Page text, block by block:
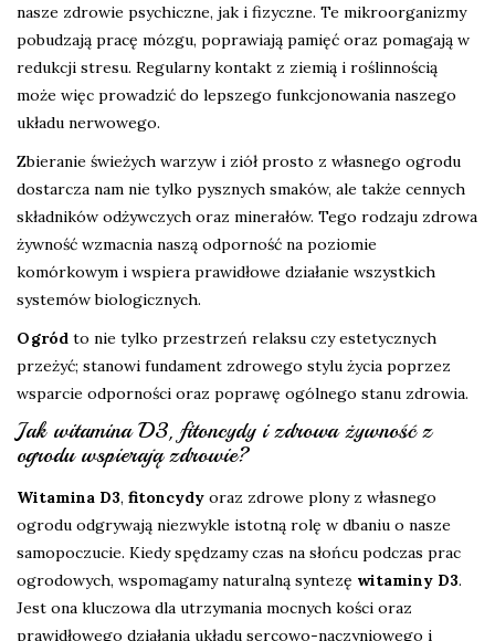
nasze zdrowie psychiczne, jak i fizyczne. Te mikroorganizmy
pobudzają pracę mózgu, poprawiają pamięć oraz pomagają w
redukcji stresu. Regularny kontakt z ziemią i roślinnością
może więc prowadzić do lepszego funkcjonowania naszego
układu nerwowego.
Zbieranie świeżych warzyw i ziół prosto z własnego ogrodu
dostarcza nam nie tylko pysznych smaków, ale także cennych
składników odżywczych oraz minerałów. Tego rodzaju zdrowa
żywność wzmacnia naszą odporność na poziomie
komórkowym i wspiera prawidłowe działanie wszystkich
systemów biologicznych.
Ogród to nie tylko przestrzeń relaksu czy estetycznych
przeżyć; stanowi fundament zdrowego stylu życia poprzez
wsparcie odporności oraz poprawę ogólnego stanu zdrowia.
Jak witamina D3, fitoncydy i zdrowa żywność z
ogrodu wspierają zdrowie?
Witamina D3, fitoncydy oraz zdrowe plony z własnego
ogrodu odgrywają niezwykle istotną rolę w dbaniu o nasze
samopoczucie. Kiedy spędzamy czas na słońcu podczas prac
ogrodowych, wspomagamy naturalną syntezę witaminy D3.
Jest ona kluczowa dla utrzymania mocnych kości oraz
prawidłowego działania układu sercowo-naczyniowego i